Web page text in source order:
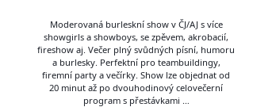
Moderovaná burleskní show v ČJ/AJ s více
showgirls a showboys, se zpěvem, akrobacií,
fireshow aj. Večer plný svůdných písní, humoru
a burlesky. Perfektní pro teambuildingy,
firemní party a večírky. Show lze objednat od
20 minut až po dvouhodinový celovečerní
program s přestávkami …